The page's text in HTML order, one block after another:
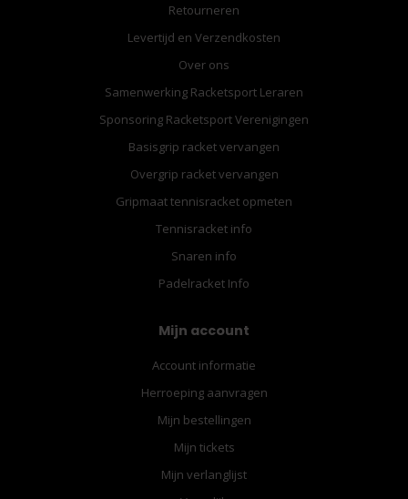
Retourneren
Levertijd en Verzendkosten
Over ons
Samenwerking Racketsport Leraren
Sponsoring Racketsport Verenigingen
Basisgrip racket vervangen
Overgrip racket vervangen
Gripmaat tennisracket opmeten
Tennisracket info
Snaren info
Padelracket Info
Mijn account
Account informatie
Herroeping aanvragen
Mijn bestellingen
Mijn tickets
Mijn verlanglijst